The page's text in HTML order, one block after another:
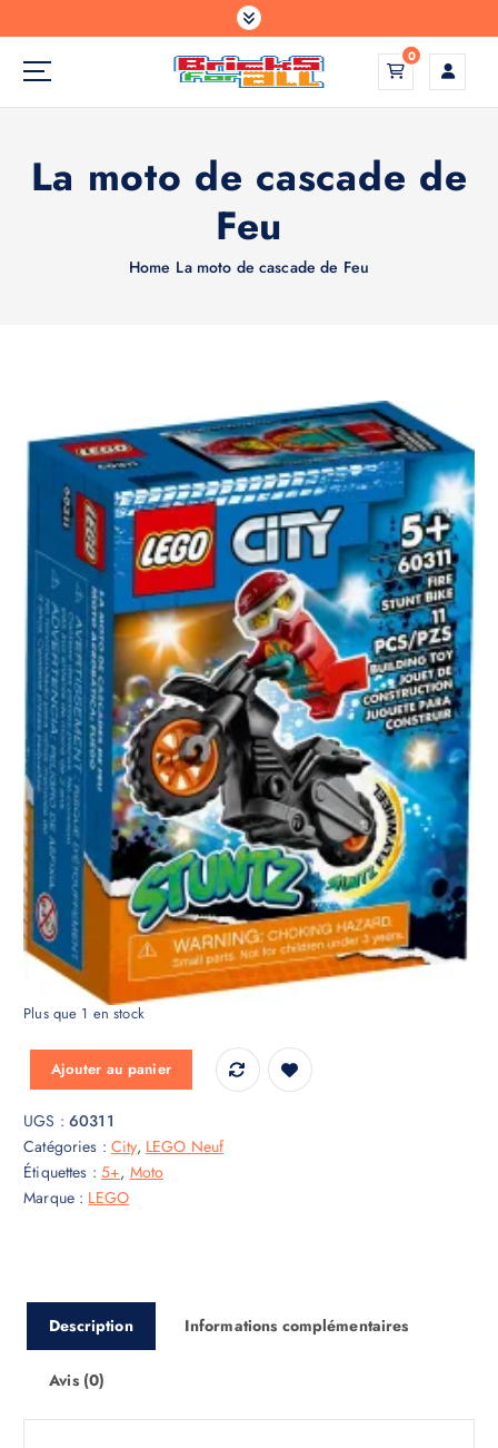
k
t
Construisez votre monde comme vous l'avez imaginé
0
La moto de cascade de
Feu
Home La moto de cascade de Feu
La moto de cascade de Feu
د.م.135,00
Plus que 1 en stock
quantité de La moto de cascade de Feu
Ajouter au panier
UGS : 60311
Catégories : City, LEGO Neuf
Étiquettes : 5+, Moto
Marque : LEGO
Description Informations complémentaires
Avis (0)